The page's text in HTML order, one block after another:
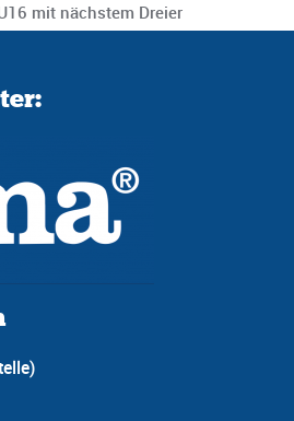
mit nächstem Dreier